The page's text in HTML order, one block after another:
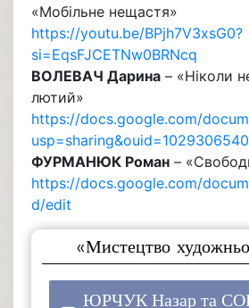
«Мобільне нещастя»
https://youtu.be/BPjh7V3xsG0?
si=EqsFJCETNw0BRNcq
ВОЛЕВАЧ Дарина – «Ніколи
лютий»
https://docs.google.com/
ФУРМАНЮК Роман –
https://docs.google.com/
d/edit
«Мистецтво
ЮРЧУК Назар та